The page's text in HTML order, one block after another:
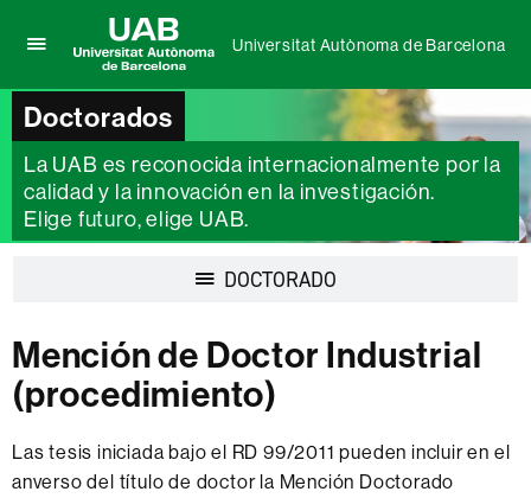
aquí
para
desplegar
el
menú
de
Universitat
Universitat
Autònoma
de
Barcelona
Universitat Autònoma de Barcelona
Doctorados
La UAB es reconocida internacionalmente por la
calidad y la innovación en la investigación.
Elige futuro, elige UAB.
DOCTORADODesplegar
Mención de Doctor Industrial
(procedimiento)
Las tesis iniciada bajo el RD 99/2011 pueden incluir en el
anverso del título de doctor la Mención Doctorado